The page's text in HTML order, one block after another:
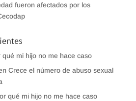
fueron afectados por los
qué mi hijo no me hace caso
Crece el número de abuso sexual
qué mi hijo no me hace caso